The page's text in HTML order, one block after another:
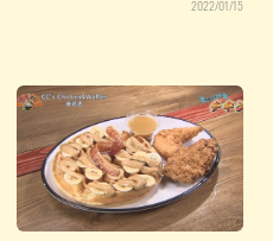
2022/01/15